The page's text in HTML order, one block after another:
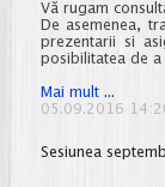
Vă rugam
De asemenea,
prezentarii si
posibilitatea de a
Mai mult ...
2016
05.09.2016
Sesiunea